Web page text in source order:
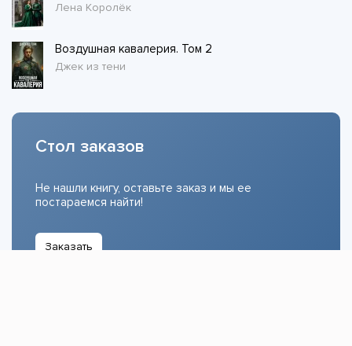
Лена Королёк
Воздушная кавалерия. Том 2
Джек из тени
Стол заказов
Не нашли книгу, оставьте заказ и мы ее
постараемся найти!
Заказать